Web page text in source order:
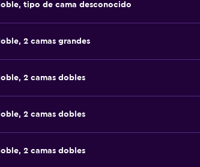
tipo de cama desconocido
2 camas grandes
2 camas dobles
2 camas dobles
2 camas dobles